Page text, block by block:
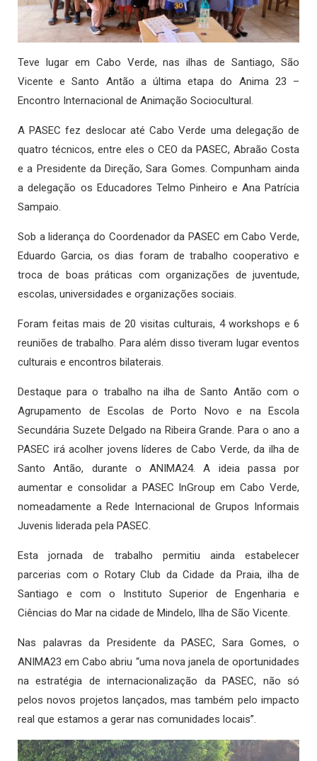
Teve lugar em Cabo Verde, nas ilhas de Santiago, São
Vicente e Santo Antão a última etapa do Anima 23 –
Encontro Internacional de Animação Sociocultural.
A PASEC fez deslocar até Cabo Verde uma delegação de
quatro técnicos, entre eles o CEO da PASEC, Abraão Costa
e a Presidente da Direção, Sara Gomes. Compunham ainda
a delegação os Educadores Telmo Pinheiro e Ana Patrícia
Sampaio.
Sob a liderança do Coordenador da PASEC em Cabo Verde,
Eduardo Garcia, os dias foram de trabalho cooperativo e
troca de boas práticas com organizações de juventude,
escolas, universidades e organizações sociais.
Foram feitas mais de 20 visitas culturais, 4 workshops e 6
reuniões de trabalho. Para além disso tiveram lugar eventos
culturais e encontros bilaterais.
Destaque para o trabalho na ilha de Santo Antão com o
Agrupamento de Escolas de Porto Novo e na Escola
Secundária Suzete Delgado na Ribeira Grande. Para o ano a
PASEC irá acolher jovens líderes de Cabo Verde, da ilha de
Santo Antão, durante o ANIMA24. A ideia passa por
aumentar e consolidar a PASEC InGroup em Cabo Verde,
nomeadamente a Rede Internacional de Grupos Informais
Juvenis liderada pela PASEC.
Esta jornada de trabalho permitiu ainda estabelecer
parcerias com o Rotary Club da Cidade da Praia, ilha de
Santiago e com o Instituto Superior de Engenharia e
Ciências do Mar na cidade de Mindelo, Ilha de São Vicente.
Nas palavras da Presidente da PASEC, Sara Gomes, o
ANIMA23 em Cabo abriu “uma nova janela de oportunidades
na estratégia de internacionalização da PASEC, não só
pelos novos projetos lançados, mas também pelo impacto
real que estamos a gerar nas comunidades locais”.